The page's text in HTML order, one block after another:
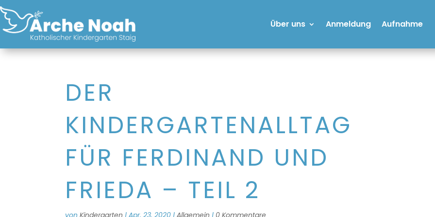
Über uns Anmeldung Aufnahme
DER
KINDERGARTENALLTAG
FÜR FERDINAND UND
FRIEDA – TEIL 2
vonKindergarten |Apr. 23, 2020 |Allgemein | 0 Kommentare